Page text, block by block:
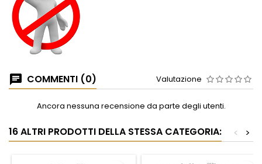
COMMENTI (0) Valutazione
Ancora nessuna recensione da parte degli utenti.
16 ALTRI PRODOTTI DELLA STESSA CATEGORIA: >
<